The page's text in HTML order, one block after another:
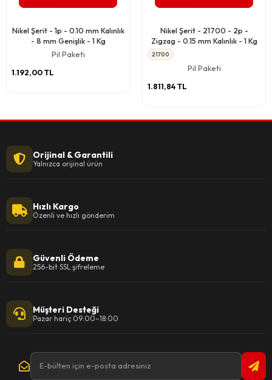
Nikel Şerit - 1p - 0.10 mm Kalınlık
- 8 mm Genişlik - 1 Kg
Pil Paketi
1.192,00 TL
Nikel Şerit - 21700 - 2p -
Zigzag - 0.15 mm Kalınlık - 1 Kg
21700
Pil Paketi
1.811,84 TL
Orijinal & Garantili
Yalnızca orijinal ürün
Hızlı Kargo
Özenli ve hızlı gönderim
Güvenli Ödeme
256-bit SSL şifreleme
Müşteri Desteği
Pazar hariç 09:00–18:00